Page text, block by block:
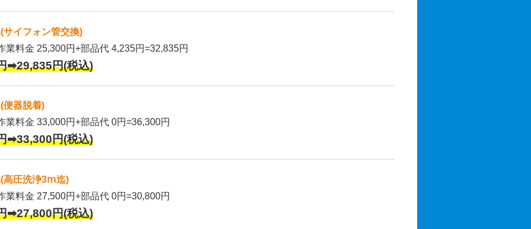
サイフォン管交換)
業料金 25,300円+部品代 4,235円=32,835円
➡29,835円(税込)
便器脱着)
業料金 33,000円+部品代 0円=36,300円
➡33,300円(税込)
高圧洗浄3ⅿ迄)
業料金 27,500円+部品代 0円=30,800円
➡27,800円(税込)